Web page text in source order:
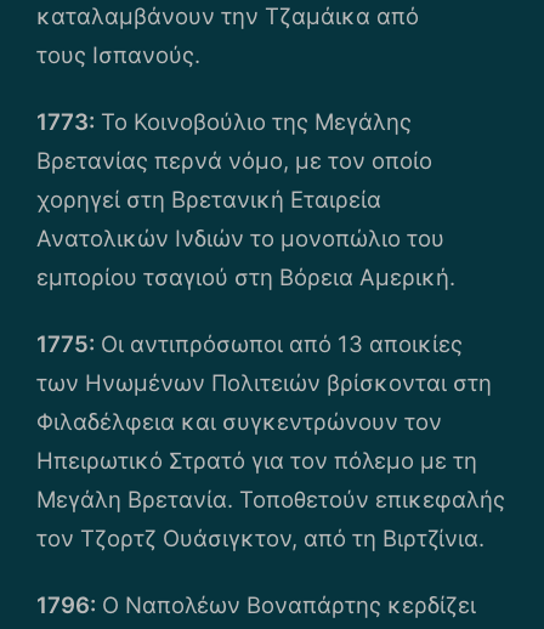
καταλαμβάνουν την Τζαμάικα από
τους Ισπανούς.
1773: Το Κοινοβούλιο της Μεγάλης
Βρετανίας περνά νόμο, με τον οποίο
χορηγεί στη Βρετανική Εταιρεία
Ανατολικών Ινδιών το μονοπώλιο του
εμπορίου τσαγιού στη Βόρεια Αμερική.
1775: Οι αντιπρόσωποι από 13 αποικίες
των Ηνωμένων Πολιτειών βρίσκονται στη
Φιλαδέλφεια και συγκεντρώνουν τον
Ηπειρωτικό Στρατό για τον πόλεμο με τη
Μεγάλη Βρετανία. Τοποθετούν επικεφαλής
τον Τζορτζ Ουάσιγκτον, από τη Βιρτζίνια.
1796: Ο Ναπολέων Βοναπάρτης κερδίζει